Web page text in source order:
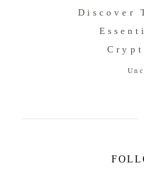
Discover